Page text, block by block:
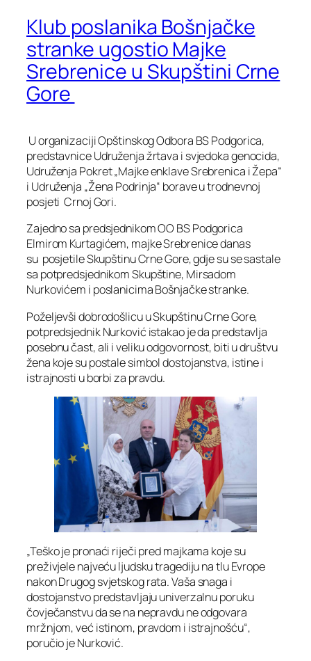
Klub poslanika Bošnjačke
stranke ugostio Majke
Srebrenice u Skupštini Crne
Gore
U organizaciji Opštinskog Odbora BS Podgorica,
predstavnice Udruženja žrtava i svjedoka genocida,
Udruženja Pokret „Majke enklave Srebrenica i Žepa“
i Udruženja „Žena Podrinja“ borave u trodnevnoj
posjeti Crnoj Gori.
Zajedno sa predsjednikom OO BS Podgorica
Elmirom Kurtagićem, majke Srebrenice danas
su posjetile Skupštinu Crne Gore, gdje su se sastale
sa potpredsjednikom Skupštine, Mirsadom
Nurkovićem i poslanicima Bošnjačke stranke.
Poželjevši dobrodošlicu u Skupštinu Crne Gore,
potpredsjednik Nurković istakao je da predstavlja
posebnu čast, ali i veliku odgovornost, biti u društvu
žena koje su postale simbol dostojanstva, istine i
istrajnosti u borbi za pravdu.
„Teško je pronaći riječi pred majkama koje su
preživjele najveću ljudsku tragediju na tlu Evrope
nakon Drugog svjetskog rata. Vaša snaga i
dostojanstvo predstavljaju univerzalnu poruku
čovječanstvu da se na nepravdu ne odgovara
mržnjom, već istinom, pravdom i istrajnošću“,
poručio je Nurković.